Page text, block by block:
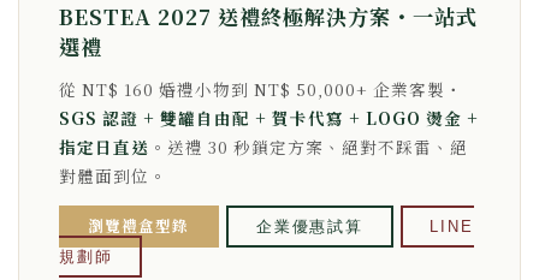
BESTEA 2027 送禮終極解決方案・一站式
選禮
從 NT$ 160 婚禮小物到 NT$ 50,000+ 企業客製・
SGS 認證 + 雙罐自由配 + 賀卡代寫 + LOGO 燙金 +
指定日直送 。送禮 30 秒鎖定方案、絕對不踩雷、絕
對體面到位。
瀏覽禮盒型錄 企業優惠試算
LINE
規劃師